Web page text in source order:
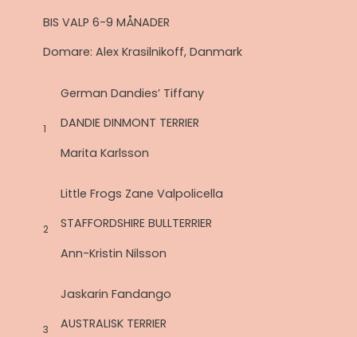
BIS VALP 6-9 MÅNADER
Domare: Alex Krasilnikoff, Danmark
1
German Dandies’ Tiffany
DANDIE DINMONT TERRIER
Marita Karlsson
2
Little Frogs Zane Valpolicella
STAFFORDSHIRE BULLTERRIER
Ann-Kristin Nilsson
3
Jaskarin Fandango
AUSTRALISK TERRIER